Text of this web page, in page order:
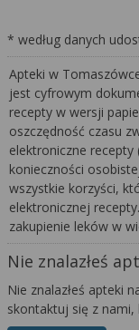
* według danych
Apteki w
jest cyfrowym
recepty w wersji
oszczędność czasu
elektroniczne recepty
konieczności
wszystkie korzyści,
elektronicznej
zakupienie leków w
Nie znalazłeś
Nie znalazłeś apteki
skontaktuj się z nami,